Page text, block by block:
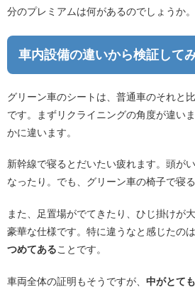
分のプレミアムは何があるのでしょうか。
車内設備の違いから検証して
グリーン車のシートは、普通車のそれと
です。まずリクライニングの角度が違い
かに違います。
新幹線で寝るとだいたい疲れます。頭が
なったり。でも、グリーン車の椅子で寝
また、足置場がでてきたり、ひじ掛けが
豪華な仕様です。特に違うなと感じたのは
つめてあることです。
車両全体の証明もそうですが、 中がとて